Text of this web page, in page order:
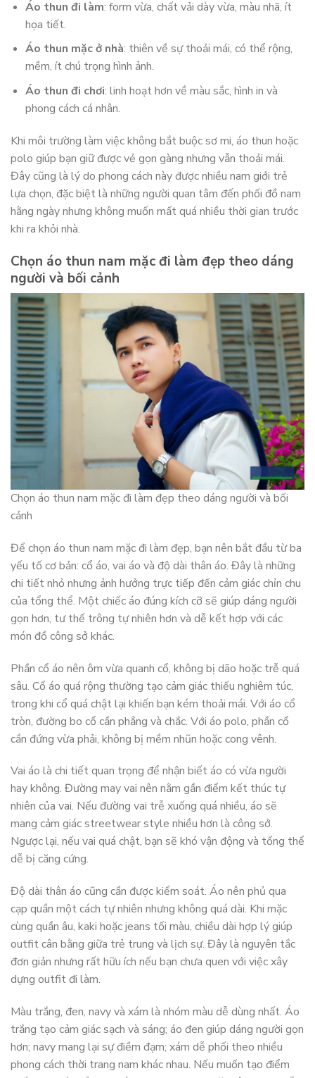
Áo thun đi làm: form vừa, chất vải dày vừa, màu nhã, ít
họa tiết.
Áo thun mặc ở nhà: thiên về sự thoải mái, có thể rộng,
mềm, ít chú trọng hình ảnh.
Áo thun đi chơi: linh hoạt hơn về màu sắc, hình in và
phong cách cá nhân.
Khi môi trường làm việc không bắt buộc sơ mi, áo thun hoặc
polo giúp bạn giữ được vẻ gọn gàng nhưng vẫn thoải mái.
Đây cũng là lý do phong cách này được nhiều nam giới trẻ
lựa chọn, đặc biệt là những người quan tâm đến phối đồ nam
hằng ngày nhưng không muốn mất quá nhiều thời gian trước
khi ra khỏi nhà.
Chọn áo thun nam mặc đi làm đẹp theo dáng
người và bối cảnh
Chọn áo thun nam mặc đi làm đẹp theo dáng người và bối
cảnh
Để chọn áo thun nam mặc đi làm đẹp, bạn nên bắt đầu từ ba
yếu tố cơ bản: cổ áo, vai áo và độ dài thân áo. Đây là những
chi tiết nhỏ nhưng ảnh hưởng trực tiếp đến cảm giác chỉn chu
của tổng thể. Một chiếc áo đúng kích cỡ sẽ giúp dáng người
gọn hơn, tư thế trông tự nhiên hơn và dễ kết hợp với các
món đồ công sở khác.
Phần cổ áo nên ôm vừa quanh cổ, không bị dão hoặc trễ quá
sâu. Cổ áo quá rộng thường tạo cảm giác thiếu nghiêm túc,
trong khi cổ quá chật lại khiến bạn kém thoải mái. Với áo cổ
tròn, đường bo cổ cần phẳng và chắc. Với áo polo, phần cổ
cần đứng vừa phải, không bị mềm nhũn hoặc cong vênh.
Vai áo là chi tiết quan trọng để nhận biết áo có vừa người
hay không. Đường may vai nên nằm gần điểm kết thúc tự
nhiên của vai. Nếu đường vai trễ xuống quá nhiều, áo sẽ
mang cảm giác streetwear style nhiều hơn là công sở.
Ngược lại, nếu vai quá chật, bạn sẽ khó vận động và tổng thể
dễ bị căng cứng.
Độ dài thân áo cũng cần được kiểm soát. Áo nên phủ qua
cạp quần một cách tự nhiên nhưng không quá dài. Khi mặc
cùng quần âu, kaki hoặc jeans tối màu, chiều dài hợp lý giúp
outfit cân bằng giữa trẻ trung và lịch sự. Đây là nguyên tắc
đơn giản nhưng rất hữu ích nếu bạn chưa quen với việc xây
dựng outfit đi làm.
Màu trắng, đen, navy và xám là nhóm màu dễ dùng nhất. Áo
trắng tạo cảm giác sạch và sáng; áo đen giúp dáng người gọn
hơn; navy mang lại sự điềm đạm; xám dễ phối theo nhiều
phong cách thời trang nam khác nhau. Nếu muốn tạo điểm